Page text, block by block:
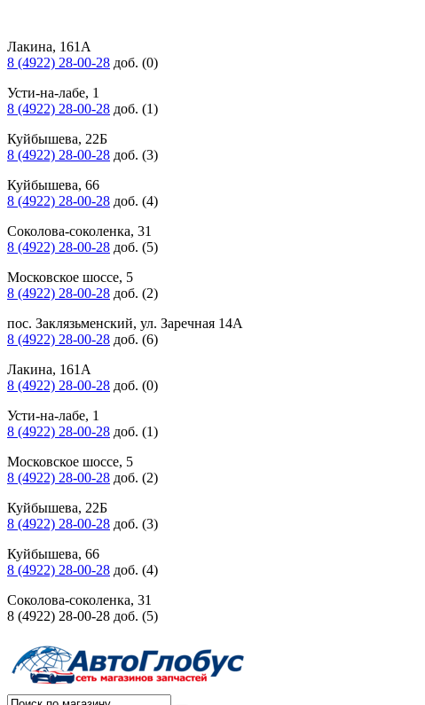
Лакина, 161А
8 (4922) 28-00-28 доб. (0)
Усти-на-лабе, 1
8 (4922) 28-00-28 доб. (1)
Куйбышева, 22Б
8 (4922) 28-00-28 доб. (3)
Куйбышева, 66
8 (4922) 28-00-28 доб. (4)
Соколова-соколенка, 31
8 (4922) 28-00-28 доб. (5)
Московское шоссе, 5
8 (4922) 28-00-28 доб. (2)
пос. Заклязьменский, ул. Заречная 14А
8 (4922) 28-00-28 доб. (6)
Лакина, 161А
8 (4922) 28-00-28 доб. (0)
Усти-на-лабе, 1
8 (4922) 28-00-28 доб. (1)
Московское шоссе, 5
8 (4922) 28-00-28 доб. (2)
Куйбышева, 22Б
8 (4922) 28-00-28 доб. (3)
Куйбышева, 66
8 (4922) 28-00-28 доб. (4)
Соколова-соколенка, 31
8 (4922) 28-00-28 доб. (5)